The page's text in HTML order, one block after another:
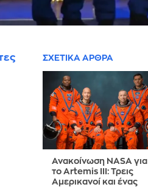
ΣΧΕΤΙΚΑ ΑΡΘΡΑ
Ανακοίνωση NASA για
το Artemis III: Τρεις
Αμερικανοί και ένας